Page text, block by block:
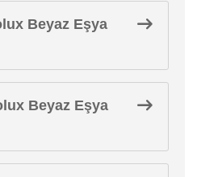
Beyaz Eşya
Beyaz Eşya